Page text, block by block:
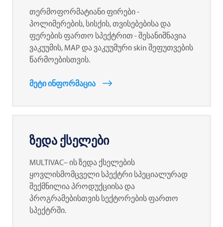
თერმოფორმატიანი ფირები -
პოლიმერების, სისქის, თვისებებისა და
ფერების ფართო სპექტრით - შესანიშნავია
ვაკუუმის, MAP და ვაკუუმური skin შეფუთვების
წარმოებისთვის.
მეტი ინფორმაცია
ზედა ქსელები
MULTIVAC– ის ზედა ქსელების
ყოვლისმომცველი სპექტრი სპეციალურად
შექმნილია პროდუქციისა და
პროგრამებისთვის სექტორების ფართო
სპექტრში.